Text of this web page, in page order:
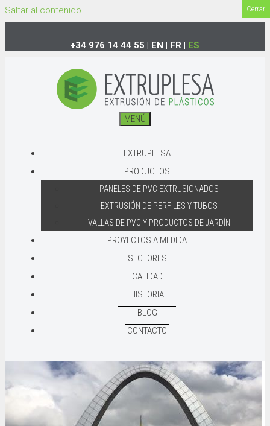
Saltar al contenido
+34 976 14 44 55 | EN | FR | ES
MENÚ
EXTRUPLESA
PRODUCTOS
PANELES DE PVC EXTRUSIONADOS
EXTRUSIÓN DE PERFILES Y TUBOS
VALLAS DE PVC Y PRODUCTOS DE JARDÍN
PROYECTOS A MEDIDA
SECTORES
CALIDAD
HISTORIA
BLOG
CONTACTO
Cerrar